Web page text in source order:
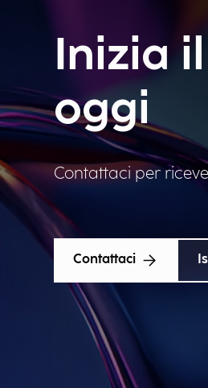
Inizia
oggi
Contattaci per
Contattaci